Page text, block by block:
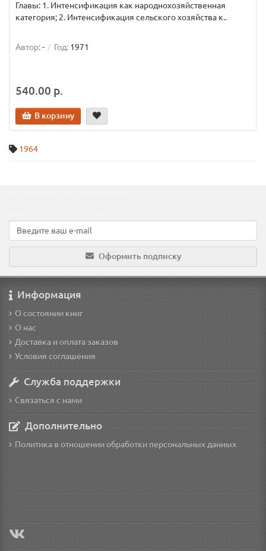
Главы: 1. Интенсификация как народнохозяйственная
категория; 2. Интенсификация сельского хозяйства к..
Автор:- Год: 1971
540.00 р.
В корзину
1964
Оформить подписку
Информация
О состоянии книг
О нас
Доставка и оплата заказов
Условия соглашения
Служба поддержки
Связаться с нами
Дополнительно
Политика в отношении обработки персональных данных